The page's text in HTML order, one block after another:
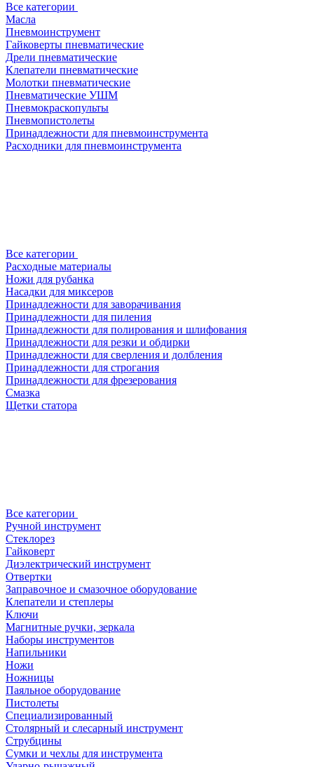
Все категории
Масла
Пневмоинструмент
Гайковерты пневматические
Дрели пневматические
Клепатели пневматические
Молотки пневматические
Пневматические УШМ
Пневмокраскопульты
Пневмопистолеты
Принадлежности для пневмоинструмента
Расходники для пневмоинструмента
Все категории
Расходные материалы
Ножи для рубанка
Насадки для миксеров
Принадлежности для заворачивания
Принадлежности для пиления
Принадлежности для полирования и шлифования
Принадлежности для резки и обдирки
Принадлежности для сверления и долбления
Принадлежности для строгания
Принадлежности для фрезерования
Смазка
Щетки статора
Все категории
Ручной инструмент
Стеклорез
Гайковерт
Диэлектрический инструмент
Отвертки
Заправочное и смазочное оборудование
Клепатели и степлеры
Ключи
Магнитные ручки, зеркала
Наборы инструментов
Напильники
Ножи
Ножницы
Паяльное оборудование
Пистолеты
Специализированный
Столярный и слесарный инструмент
Струбцины
Сумки и чехлы для инструмента